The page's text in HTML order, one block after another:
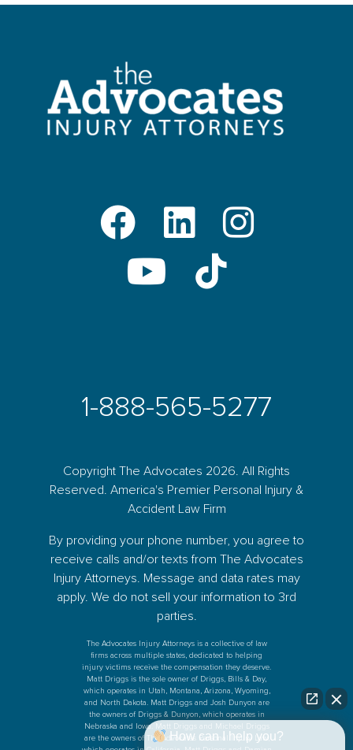
1-888-565-5277
Copyright The Advocates 2026. All Rights
Reserved. America's Premier Personal Injury &
Accident Law Firm
By providing your phone number, you agree to
receive calls and/or texts from The Advocates
Injury Attorneys. Message and data rates may
apply. We do not sell your information to 3rd
parties.
The Advocates Injury Attorneys is a collective of law
firms across multiple states, dedicated to helping
injury victims receive the compensation they deserve.
Matt Driggs is the sole owner of Driggs, Bills & Day,
which operates in Utah, Montana, Arizona, Wyoming,
and North Dakota. Matt Driggs and Josh Dunyon are
the owners of Driggs & Dunyon, which operates in
Nebraska and Iowa. Matt Driggs and Michael Driggs
are the owners of The Advocates Personal Injury Law,
How can I help you?